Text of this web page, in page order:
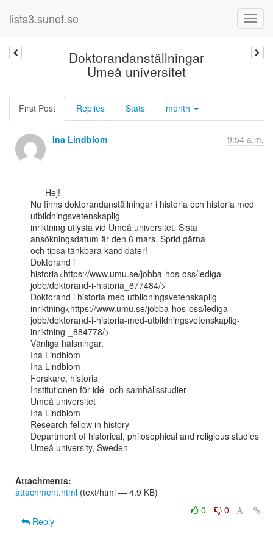
lists3.sunet.se
Doktorandanställningar
Umeå universitet
First Post Replies Stats month
Ina Lindblom 9:54 a.m.
Nu finns doktorandanställningar i historia och historia med
utbildningsvetenskaplig
inriktning utlysta vid Umeå universitet. Sista
ansökningsdatum är den 6 mars. Sprid gärna
och tipsa tänkbara kandidater!
Doktorand i
historia<https://www.umu.se/jobba-hos-oss/lediga-
jobb/doktorand-i-historia_877484/>
Doktorand i historia med utbildningsvetenskaplig
inriktning<https://www.umu.se/jobba-hos-oss/lediga-
jobb/doktorand-i-historia-med-utbildningsvetenskaplig-
inriktning-_884778/>
Vänliga hälsningar,
Ina Lindblom
Ina Lindblom
Forskare, historia
Institutionen för idé- och samhällsstudier
Umeå universitet
Ina Lindblom
Research fellow in history
Department of historical, philosophical and religious studies
Umeå university, Sweden
Attachments:
attachment.html (text/html — 4.9 KB)
0
0
Reply